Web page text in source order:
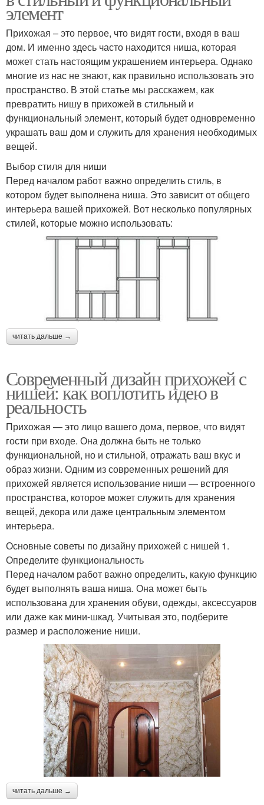
элемент
Прихожая – это первое, что видят гости, входя в ваш
дом. И именно здесь часто находится ниша, которая
может стать настоящим украшением интерьера. Однако
многие из нас не знают, как правильно использовать это
пространство. В этой статье мы расскажем, как
превратить нишу в прихожей в стильный и
функциональный элемент, который будет одновременно
украшать ваш дом и служить для хранения необходимых
вещей.
Выбор стиля для ниши
Перед началом работ важно определить стиль, в
котором будет выполнена ниша. Это зависит от общего
интерьера вашей прихожей. Вот несколько популярных
стилей, которые можно использовать:
читать дальше →
Современный дизайн прихожей с
нишей: как воплотить идею в
реальность
Прихожая — это лицо вашего дома, первое, что видят
гости при входе. Она должна быть не только
функциональной, но и стильной, отражать ваш вкус и
образ жизни. Одним из современных решений для
прихожей является использование ниши — встроенного
пространства, которое может служить для хранения
вещей, декора или даже центральным элементом
интерьера.
Основные советы по дизайну прихожей с нишей 1.
Определите функциональность
Перед началом работ важно определить, какую функцию
будет выполнять ваша ниша. Она может быть
использована для хранения обуви, одежды, аксессуаров
или даже как мини-шкад. Учитывая это, подберите
размер и расположение ниши.
читать дальше →